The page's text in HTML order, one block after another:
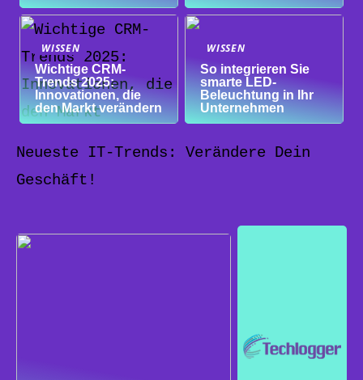
WISSEN
Wichtige CRM-
Trends 2025:
Innovationen, die
den Markt verändern
WISSEN
So integrieren Sie
smarte LED-
Beleuchtung in Ihr
Unternehmen
Neueste IT-Trends: Verändere Dein
Geschäft!